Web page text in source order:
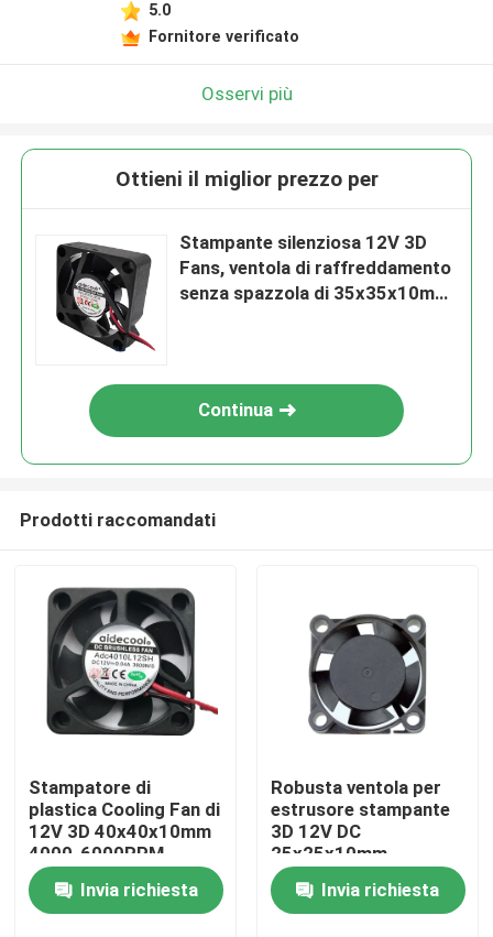
Casa
Prodotti
5.0
Fornitore verificato
Osservi più
Ottieni il miglior prezzo per
Stampante silenziosa 12V 3D
Fans, ventola di raffreddamento
senza spazzola di 35x35x10mm
Continua
Prodotti raccomandati
Stampatore di
plastica Cooling Fan di
12V 3D 40x40x10mm
4000-6000RPM
elettrico
Invia richiesta
Robusta ventola per
estrusore stampante
3D 12V DC
25x25x10mm
multiuso
Invia richiesta